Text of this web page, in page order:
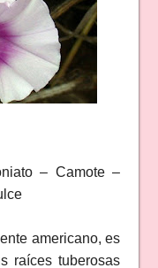
– Camote –
americano, es
raíces tuberosas